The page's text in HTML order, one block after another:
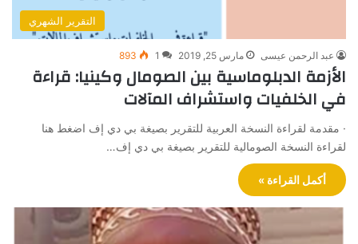
التقرير الشهري
عبد الرحمن عيسى مارس 25, 2019 1
893
الأزمة الدبلوماسية بين الصومال وكينيا: قراءة
في الخلفيات واستشراف المآلات
· مقدمة لقراءة النسخة العربية للتقرير بصيغة بي دي إف اضغط هنا
لقراءة النسخة الصومالية للتقرير بصيغة بي دي إف…
أكمل القراءة »